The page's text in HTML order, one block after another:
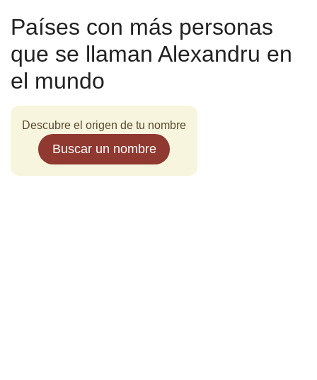
Países con más personas
que se llaman Alexandru en
el mundo
Descubre el origen de tu nombre
Buscar un nombre